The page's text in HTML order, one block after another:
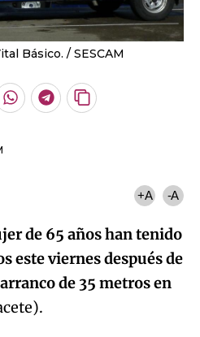
Básico. SESCAM
Whatsapp
Telegram
Copiar
+A -A
de 65 años han tenido
este viernes después de
de 35 metros en